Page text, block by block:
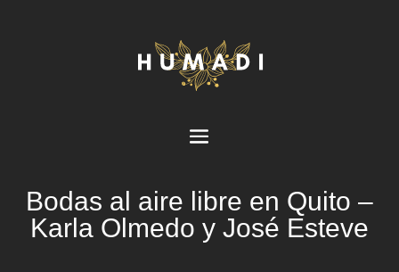
Bodas al aire libre en Quito –
Karla Olmedo y José Esteve